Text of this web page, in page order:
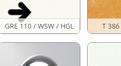
GRE 110 / WSW / HGL T